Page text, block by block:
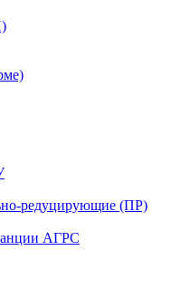
редуцирующие (ПР)
АГРС